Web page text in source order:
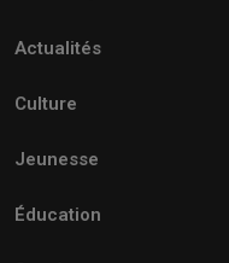
Actualités
Culture
Jeunesse
Éducation